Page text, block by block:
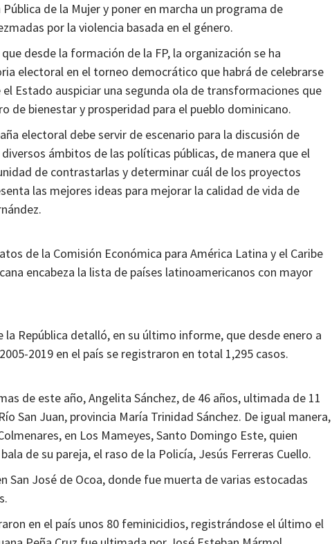
de la Mujer y poner en marcha un programa de
por la violencia basada en el género.
desde la formación de la FP, la organización se ha
electoral en el torneo democrático que habrá de celebrarse
Estado auspiciar una segunda ola de transformaciones que
de bienestar y prosperidad para el pueblo dominicano.
electoral debe servir de escenario para la discusión de
ámbitos de las políticas públicas, de manera que el
de contrastarlas y determinar cuál de los proyectos
las mejores ideas para mejorar la calidad de vida de
de la Comisión Económica para América Latina y el Caribe
encabeza la lista de países latinoamericanos con mayor
la República detalló, en su último informe, que desde enero a
2019 en el país se registraron en total 1,295 casos.
de este año, Angelita Sánchez, de 46 años, ultimada de 11
San Juan, provincia María Trinidad Sánchez. De igual manera,
en Los Mameyes, Santo Domingo Este, quien
de su pareja, el raso de la Policía, Jesús Ferreras Cuello.
San José de Ocoa, donde fue muerta de varias estocadas
en el país unos 80 feminicidios, registrándose el último el